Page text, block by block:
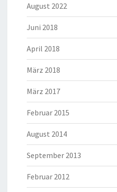
August 2022
Juni 2018
April 2018
März 2018
März 2017
Februar 2015
August 2014
September 2013
Februar 2012